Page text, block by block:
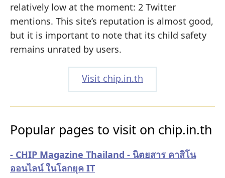
relatively low at the moment: 2 Twitter
mentions. This site’s reputation is almost good,
but it is important to note that its child safety
remains unrated by users.
Visit chip.in.th
Popular pages to visit on chip.in.th
- CHIP Magazine Thailand - นิตยสาร คาสิโน
ออนไลน์ ในโลกยุค IT